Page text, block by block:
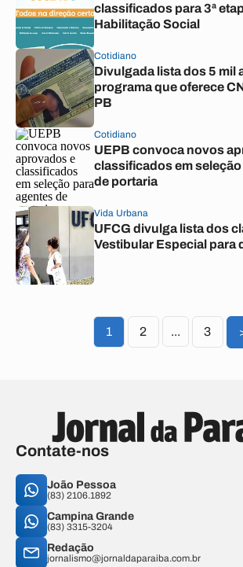
classificados para 3ª
Habilitação Social
Cotidiano
Divulgada lista dos 5 mil
programa que oferece
PB
Cotidiano
UEPB convoca novos
classificados em
de portaria
Vida Urbana
UFCG divulga lista dos
Vestibular Especial para
1 2 ... 3
Contate-nos
João Pessoa
(83) 2106.1892
Campina Grande
(83) 3315-3204
Redação
jornalismo@jornaldaparaiba.com.br